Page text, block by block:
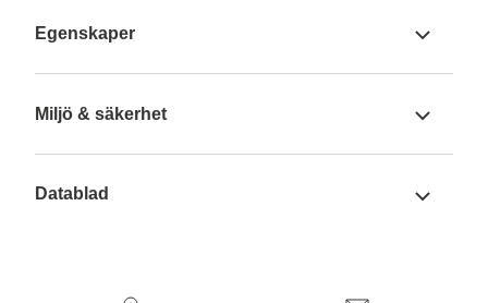
Egenskaper
Miljö & säkerhet
Datablad